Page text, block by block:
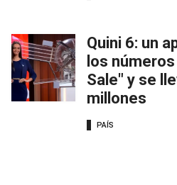
Quini 6: un
los
Sale" y se
millones
PAÍS